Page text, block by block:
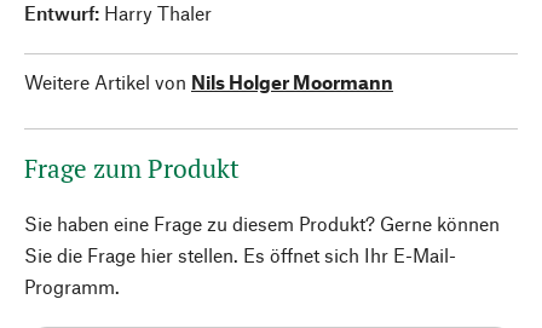
Entwurf: Harry Thaler
Weitere Artikel von Nils Holger Moormann
Frage zum Produkt
Sie haben eine Frage zu diesem Produkt? Gerne können
Sie die Frage hier stellen. Es öffnet sich Ihr E-Mail-
Programm.